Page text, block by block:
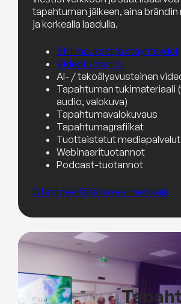
tapahtuman jälkeen, aina
ja korkealla laadulla.
Striimaukset ja etäyhteydet
Videotuotanto
AI- / tekoälyavusteinen
Tapahtuman tukimateriaali
audio, valokuva)
Tapahtumavalokuvaus
Tapahtumagrafiikat
Tuotteistetut mediapalvelut
Webinaarituotannot
Podcast-tuotannot
Ota yhteyttäKatso esimerkkejä